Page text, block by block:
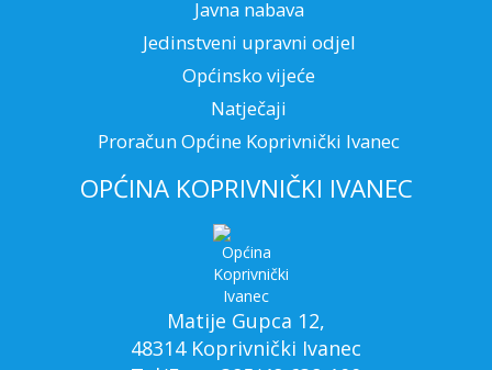
Javna nabava
Jedinstveni upravni odjel
Općinsko vijeće
Natječaji
Proračun Općine Koprivnički Ivanec
OPĆINA KOPRIVNIČKI IVANEC
Matije Gupca 12,
48314 Koprivnički Ivanec